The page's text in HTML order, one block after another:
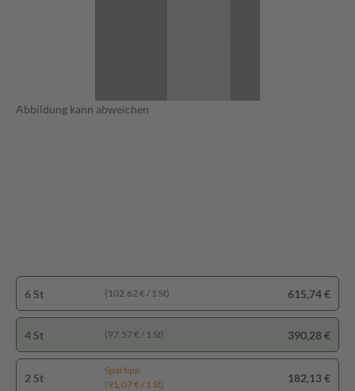
Abbildung kann abweichen
6 St (102,62 € / 1 St) 615,74 €
4 St (97,57 € / 1 St) 390,28 €
2 St
Spartipp
(91,07 € / 1 St)
182,13 €